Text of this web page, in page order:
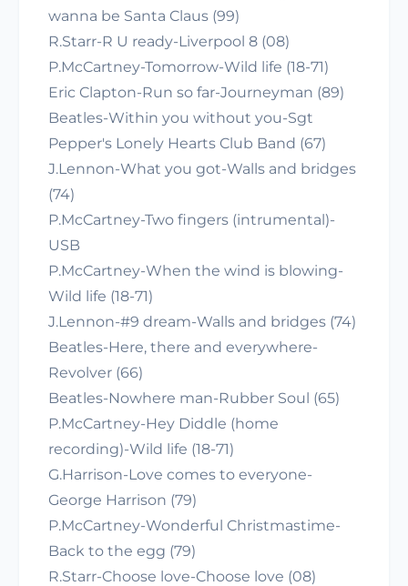
wanna be Santa Claus (99)
R.Starr-R U ready-Liverpool 8 (08)
P.McCartney-Tomorrow-Wild life (18-71)
Eric Clapton-Run so far-Journeyman (89)
Beatles-Within you without you-Sgt
Pepper's Lonely Hearts Club Band (67)
J.Lennon-What you got-Walls and bridges
(74)
P.McCartney-Two fingers (intrumental)-
USB
P.McCartney-When the wind is blowing-
Wild life (18-71)
J.Lennon-#9 dream-Walls and bridges (74)
Beatles-Here, there and everywhere-
Revolver (66)
Beatles-Nowhere man-Rubber Soul (65)
P.McCartney-Hey Diddle (home
recording)-Wild life (18-71)
G.Harrison-Love comes to everyone-
George Harrison (79)
P.McCartney-Wonderful Christmastime-
Back to the egg (79)
R.Starr-Choose love-Choose love (08)